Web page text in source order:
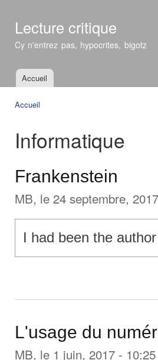
Lecture critique
Cy n'entrez pas, hypocrites, bigotz
Menu principal
Accueil
Accueil
Informatique
Frankenstein
MB, le 24 septembre,
I had been the
L'usage du
MB, le 1 juin, 2017 - 10:25